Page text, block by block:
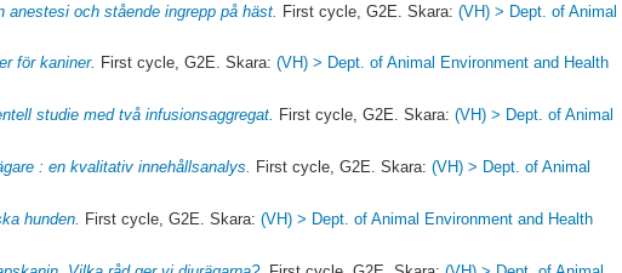
anestesi och stående ingrepp på häst. First cycle, G2E. Skara:(VH) > Dept. of Animal
för kaniner. First cycle, G2E. Skara:(VH) > Dept. of Animal Environment and Health
studie med två infusionsaggregat. First cycle, G2E. Skara:(VH) > Dept. of Animal
: en kvalitativ innehållsanalys. First cycle, G2E. Skara:(VH) > Dept. of Animal
hunden. First cycle, G2E. Skara:(VH) > Dept. of Animal Environment and Health